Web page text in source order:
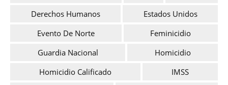
Derechos Humanos
Estados Unidos
Evento De Norte
Feminicidio
Guardia Nacional
Homicidio
Homicidio Calificado
IMSS